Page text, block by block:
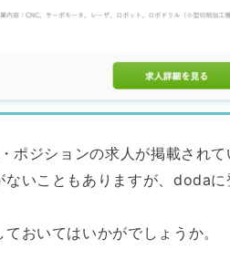
ジションの求人が掲載されて
いこともありますが、doda
おいてはいかがでしょうか。